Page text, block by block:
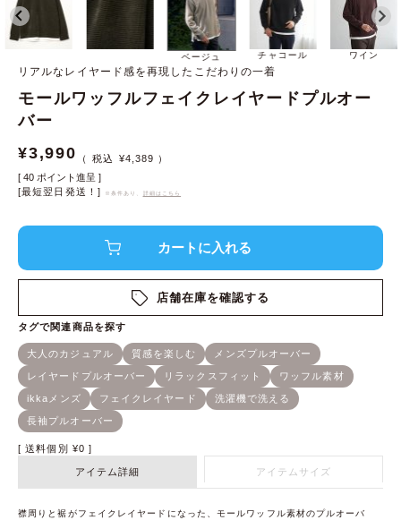
ベージュ チャコール ワイン
リアルなレイヤード感を再現したこだわりの一着
モールワッフルフェイクレイヤードプルオー
バー
¥3,990 ¥4,389
[ 40 ポイント進呈 ]
[最短翌日発送！]
※条件あり、 詳細はこちら
店舗在庫を確認する
送料個別 ¥0
アイテム詳細 アイテムサイズ
襟周りと裾がフェイクレイヤードになった、モールワッフル素材のプルオーバ